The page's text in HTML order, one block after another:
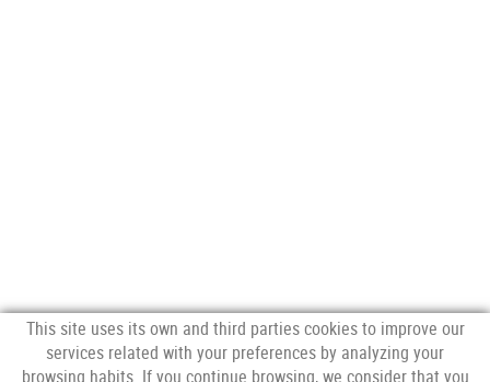
This site uses its own and third parties cookies to improve our
services related with your preferences by analyzing your
browsing habits. If you continue browsing, we consider that you